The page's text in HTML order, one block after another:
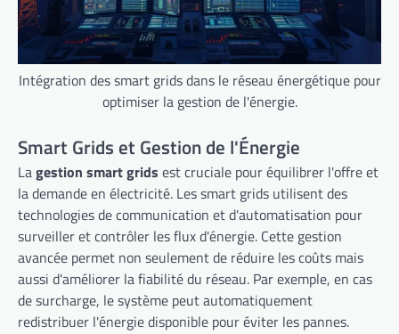
Intégration des smart grids dans le réseau énergétique pour
optimiser la gestion de l'énergie.
Smart Grids et Gestion de l'Énergie
Lagestion smart grids est cruciale pour équilibrer l'offre et
la demande en électricité. Les smart grids utilisent des
technologies de communication et d'automatisation pour
surveiller et contrôler les flux d'énergie. Cette gestion
avancée permet non seulement de réduire les coûts mais
aussi d'améliorer la fiabilité du réseau. Par exemple, en cas
de surcharge, le système peut automatiquement
redistribuer l'énergie disponible pour éviter les pannes.